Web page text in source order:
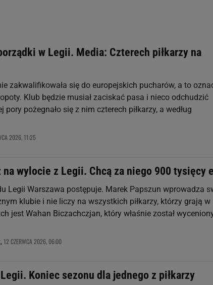
w Legii. Media: Czterech piłkarzy na
zakwalifikowała się do europejskich pucharów, a to
Klub będzie musiał zaciskać pasa i nieco odchudzić
pory pożegnało się z nim czterech piłkarzy, a według
2026, 11:25
na wylocie z Legii. Chcą za niego 900 tysięcy
Legii Warszawa postępuje. Marek Papszun wprowadza
klubie i nie liczy na wszystkich piłkarzy, którzy grają w
jest Wahan Biczachczjan, który właśnie został
12 CZERWCA 2026, 06:00
Koniec sezonu dla jednego z piłkarzy